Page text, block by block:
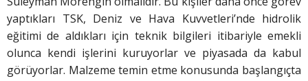
yaptıkları TSK, Deniz ve Hava Kuvvetleri’nde hidrolik
eğitimi de aldıkları için teknik bilgileri itibariyle emekli
olunca kendi işlerini kuruyorlar ve piyasada da kabul
görüyorlar. Malzeme temin etme konusunda başlangıçta